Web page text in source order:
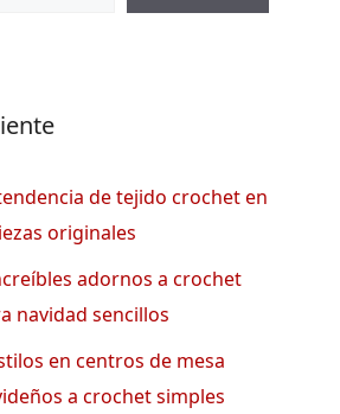
de tejido crochet en
originales
adornos a crochet
navidad sencillos
en centros de mesa
a crochet simples